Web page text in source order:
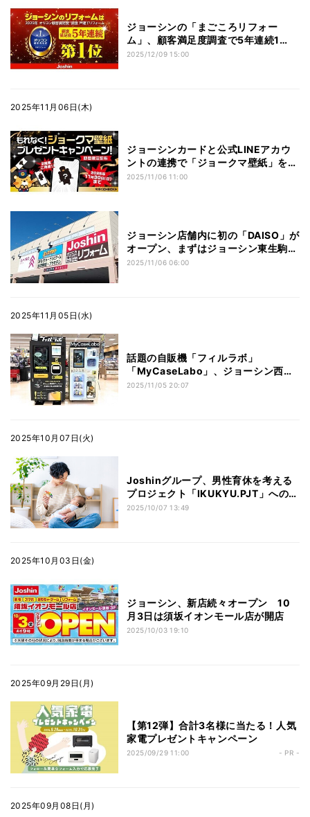
ジョーシンの「まごころリフォー
ム」、顧客満足度調査で5年連続1
位 顧客目線の対応が評価
2025/12/09 15:00
2025年11月06日(木)
ジョーシンカードと公式LINEアカウ
ントの連携で「ジョークマ壁紙」をプ
レゼント
2025/11/06 11:00
ジョーシン店舗内に初の「DAISO」が
オープン、まずはジョーシン東生駒店
から
2025/11/06 06:00
2025年11月05日(水)
話題の自販機「フィルラボ」
「MyCaseLabo」、ジョーシン西宮
ガーデンズ店に上陸！
2025/11/05 20:07
2025年10月07日(火)
Joshinグループ、男性育休を考える
プロジェクト「IKUKYU.PJT」への賛
同を表明
2025/10/07 13:49
2025年10月03日(金)
ジョーシン、新店続々オープン 10
月3日は須坂イオンモール店が開店
2025/10/03 19:10
2025年09月29日(月)
【第12弾】合計3名様に当たる！人気
家電プレゼントキャンペーン
2025/09/29 11:00 - PR -
2025年09月08日(月)